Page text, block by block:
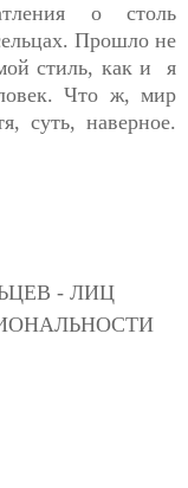
о столь
Прошло не
стиль, как и я
Что ж, мир
суть, наверное.
- ЛИЦ